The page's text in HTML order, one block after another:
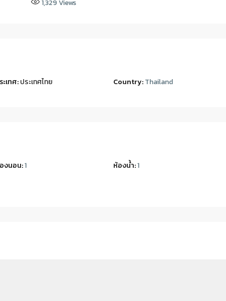
1,329Views
ะเทศ:ประเทศไทย Country:Thailand
งนอน:1 ห้องน้ำ:1